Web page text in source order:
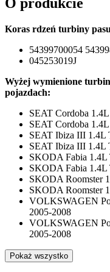
Koras rdzeń turbiny
54399700054
045253019J
Wyżej wymienione
pojazdach:
SEAT Cordoba
SEAT Cordoba
SEAT Ibiza III
SEAT Ibiza III
SKODA Fabia
SKODA Fabia
SKODA Roomster
SKODA Roomster
VOLKSWAGEN
2005-2008
VOLKSWAGEN
2005-2008
Pokaż wszystko